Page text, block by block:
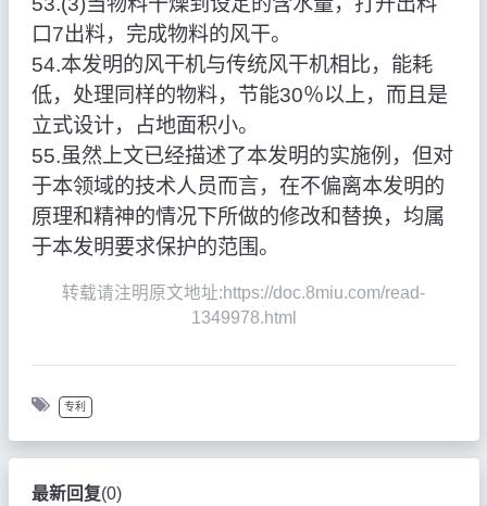
口7出料，完成物料的风干。
54.本发明的风干机与传统风干机相比，能耗
低，处理同样的物料，节能30％以上，而且是
立式设计，占地面积小。
55.虽然上文已经描述了本发明的实施例，但对
于本领域的技术人员而言，在不偏离本发明的
原理和精神的情况下所做的修改和替换，均属
于本发明要求保护的范围。
转载请注明原文地址:https://doc.8miu.com/read-
1349978.html
专利
最新回复(0)